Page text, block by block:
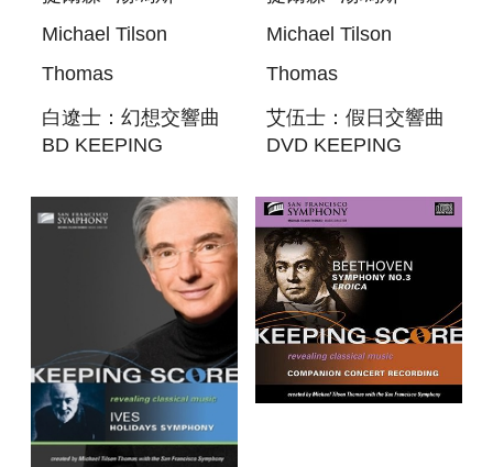
Michael Tilson
Thomas
白遼士：幻想交響曲
BD KEEPING
SYMPHONIE
FANTASTIQUE
Michael Tilson
Thomas
艾伍士：假日交響曲
DVD KEEPING
HOLIDAYS
SYMPHONY